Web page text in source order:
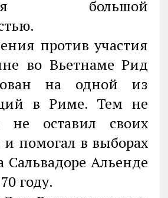
большой
против участия
во Вьетнаме Рид
на одной из
в Риме. Тем не
не оставил своих
помогал в выборах
Сальвадоре Альенде
году.